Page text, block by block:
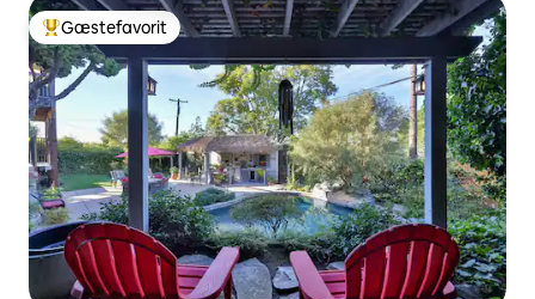
Bedste gæstefavorit
Gæstefavorit